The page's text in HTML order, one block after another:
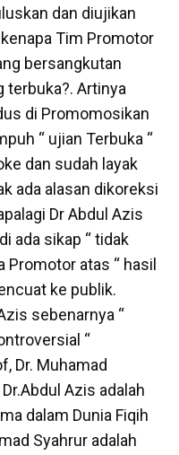
dan diujikan
kenapa Tim Promotor
bersangkutan
terbuka?. Artinya
di Promomosikan
“ ujian Terbuka “
dan sudah layak
ada alasan dikoreksi
Dr Abdul Azis
ada sikap “ tidak
Promotor atas “ hasil
ke publik.
sebenarnya “
“
Dr. Muhamad
Azis adalah
dalam Dunia Fiqih
Syahrur adalah